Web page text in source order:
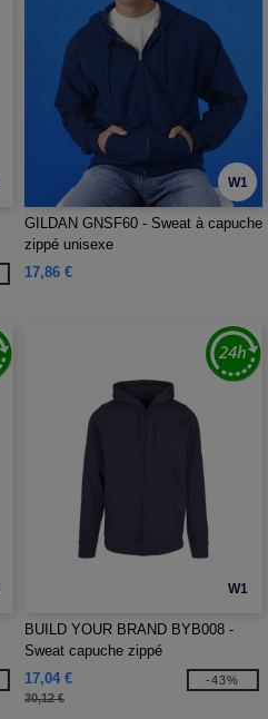
W1
GILDAN GNSF60 - Sweat à capuche
zippé unisexe
17,86 €
W1
BUILD YOUR BRAND BYB008 -
Sweat capuche zippé
17,04 €
30,12 €
-43%